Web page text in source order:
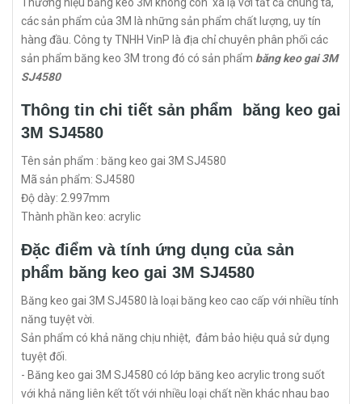
các sản phẩm của 3M là những sản phẩm chất lượng, uy tín
hàng đầu. Công ty TNHH VinP là địa chỉ chuyên phân phối các
sản phẩm băng keo 3M trong đó có sản phẩm băng keo gai 3M
SJ4580
Thông tin chi tiết sản phẩm băng keo gai
3M SJ4580
Tên sản phẩm : băng keo gai 3M SJ4580
Mã sản phẩm: SJ4580
Độ dày: 2.997mm
Thành phần keo: acrylic
Đặc điểm và tính ứng dụng của sản
phẩm băng keo gai 3M SJ4580
Băng keo gai 3M SJ4580 là loại băng keo cao cấp với nhiều tính
năng tuyệt vời.
Sản phẩm có khả năng chịu nhiệt, đảm bảo hiệu quả sử dụng
tuyệt đối.
- Băng keo gai 3M SJ4580 có lớp băng keo acrylic trong suốt
với khả năng liên kết tốt với nhiều loại chất nền khác nhau bao